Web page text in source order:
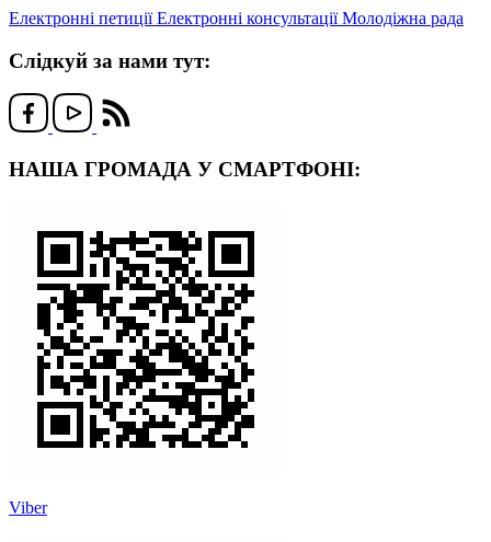
Електронні петиціїЕлектронні консультаціїМолодіжна рада
Слідкуй за нами тут:
НАША ГРОМАДА У СМАРТФОНІ:
Viber